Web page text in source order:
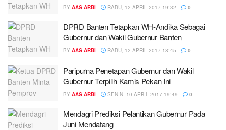
BY AAS ARBI RABU, 12 APRIL 2017 19:32 0
DPRD Banten Tetapkan WH-Andika Sebagai
Gubernur dan Wakil Gubernur Banten
BY AAS ARBI RABU, 12 APRIL 2017 18:45 0
Paripurna Penetapan Gubernur dan Wakil
Gubernur Terpilih Kamis Pekan Ini
BY AAS ARBI SENIN, 10 APRIL 2017 19:49 0
Mendagri Prediksi Pelantikan Gubernur Pada
Juni Mendatang